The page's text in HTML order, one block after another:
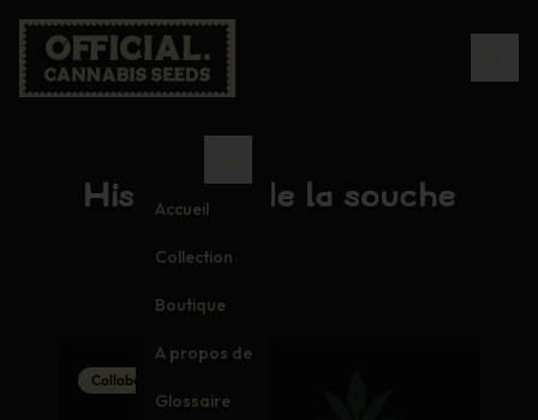
Accueil
Collection
Boutique
A propos de
Glossaire
Historique de la souche
Collaborations